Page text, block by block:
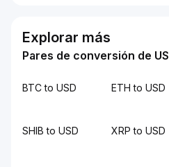
Explorar más
Pares de conversión de
BTC to USD ETH to USD
SHIB to USD XRP to USD